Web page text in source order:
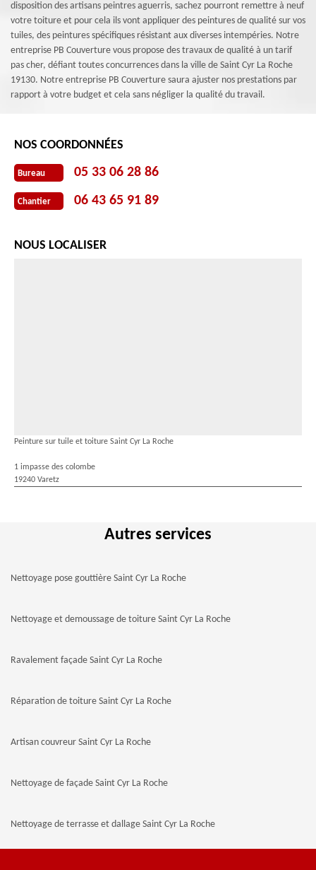
disposition des artisans peintres aguerris, sachez pourront remettre à neuf
votre toiture et pour cela ils vont appliquer des peintures de qualité sur vos
tuiles, des peintures spécifiques résistant aux diverses intempéries. Notre
entreprise PB Couverture vous propose des travaux de qualité à un tarif
pas cher, défiant toutes concurrences dans la ville de Saint Cyr La Roche
19130. Notre entreprise PB Couverture saura ajuster nos prestations par
rapport à votre budget et cela sans négliger la qualité du travail.
NOS COORDONNÉES
Bureau 05 33 06 28 86
Chantier 06 43 65 91 89
NOUS LOCALISER
Peinture sur tuile et toiture Saint Cyr La Roche
1 impasse des colombe
19240 Varetz
Autres services
Nettoyage pose gouttière Saint Cyr La Roche
Nettoyage et demoussage de toiture Saint Cyr La Roche
Ravalement façade Saint Cyr La Roche
Réparation de toiture Saint Cyr La Roche
Artisan couvreur Saint Cyr La Roche
Nettoyage de façade Saint Cyr La Roche
Nettoyage de terrasse et dallage Saint Cyr La Roche